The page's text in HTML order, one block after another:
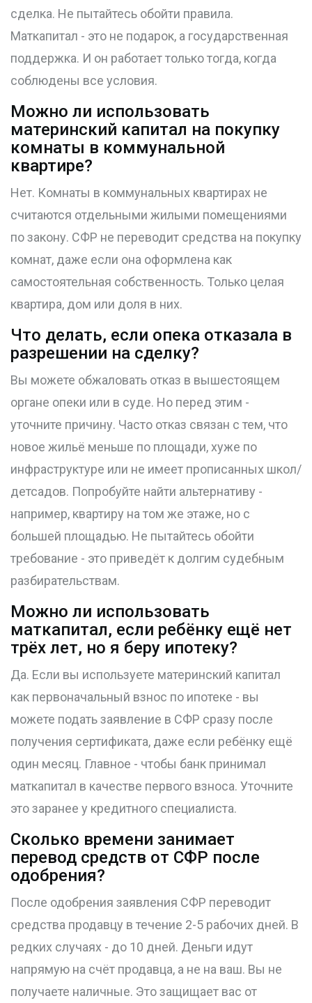
сделка. Не пытайтесь обойти правила.
Маткапитал - это не подарок, а государственная
поддержка. И он работает только тогда, когда
соблюдены все условия.
Можно ли использовать
материнский капитал на покупку
комнаты в коммунальной
квартире?
Нет. Комнаты в коммунальных квартирах не
считаются отдельными жилыми помещениями
по закону. СФР не переводит средства на покупку
комнат, даже если она оформлена как
самостоятельная собственность. Только целая
квартира, дом или доля в них.
Что делать, если опека отказала в
разрешении на сделку?
Вы можете обжаловать отказ в вышестоящем
органе опеки или в суде. Но перед этим -
уточните причину. Часто отказ связан с тем, что
новое жильё меньше по площади, хуже по
инфраструктуре или не имеет прописанных школ/
детсадов. Попробуйте найти альтернативу -
например, квартиру на том же этаже, но с
большей площадью. Не пытайтесь обойти
требование - это приведёт к долгим судебным
разбирательствам.
Можно ли использовать
маткапитал, если ребёнку ещё нет
трёх лет, но я беру ипотеку?
Да. Если вы используете материнский капитал
как первоначальный взнос по ипотеке - вы
можете подать заявление в СФР сразу после
получения сертификата, даже если ребёнку ещё
один месяц. Главное - чтобы банк принимал
маткапитал в качестве первого взноса. Уточните
это заранее у кредитного специалиста.
Сколько времени занимает
перевод средств от СФР после
одобрения?
После одобрения заявления СФР переводит
средства продавцу в течение 2-5 рабочих дней. В
редких случаях - до 10 дней. Деньги идут
напрямую на счёт продавца, а не на ваш. Вы не
получаете наличные. Это защищает вас от